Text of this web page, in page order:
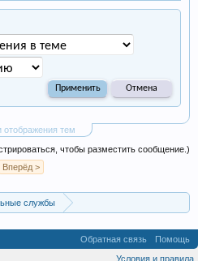
отображения тем
чтобы разместить сообщение.)
Вперёд >
службы
Обратная связь
Помощь
Условия и правила